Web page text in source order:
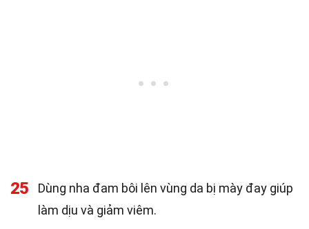
25
Dùng nha đam bôi lên vùng da bị mày đay giúp
làm dịu và giảm viêm.